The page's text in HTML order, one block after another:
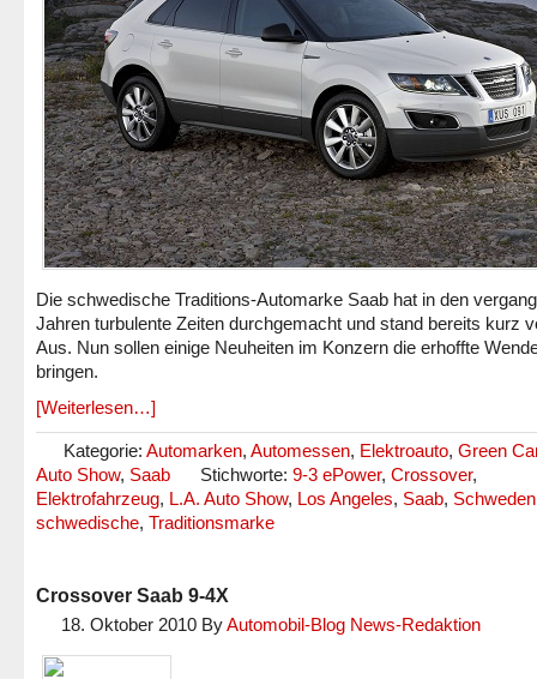
Die schwedische Traditions-Automarke Saab hat in den
Jahren turbulente Zeiten durchgemacht und stand bereits kurz
Aus. Nun sollen einige Neuheiten im Konzern die erhoffte
bringen.
[Weiterlesen…]
Kategorie: Automarken, Automessen, Elektroauto, Green
Auto Show, Saab Stichworte: 9-3 ePower, Crossover,
Elektrofahrzeug, L.A. Auto Show, Los Angeles, Saab, Schweden
schwedische, Traditionsmarke
Crossover Saab 9-4X
18. Oktober 2010 ByAutomobil-Blog News-Redaktion